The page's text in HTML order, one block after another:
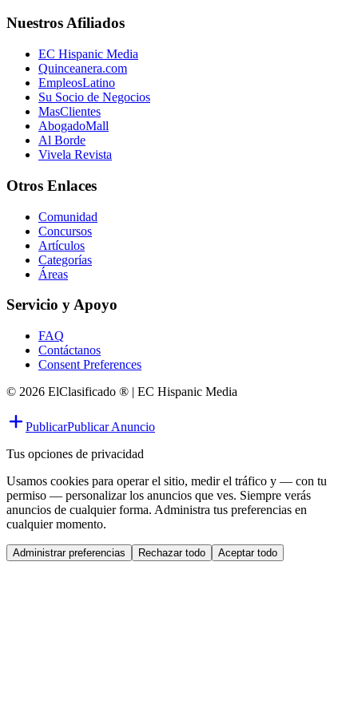
Nuestros Afiliados
EC Hispanic Media
Quinceanera.com
EmpleosLatino
Su Socio de Negocios
MasClientes
AbogadoMall
Al Borde
Vivela Revista
Otros Enlaces
Comunidad
Concursos
Artículos
Categorías
Áreas
Servicio y Apoyo
FAQ
Contáctanos
Consent Preferences
© 2026 ElClasificado ® | EC Hispanic Media
PublicarPublicar Anuncio
Tus opciones de privacidad
Usamos cookies para operar el sitio, medir el tráfico y — con tu
permiso — personalizar los anuncios que ves. Siempre verás
anuncios de cualquier forma. Administra tus preferencias en
cualquier momento.
Administrar preferencias Rechazar todo Aceptar todo